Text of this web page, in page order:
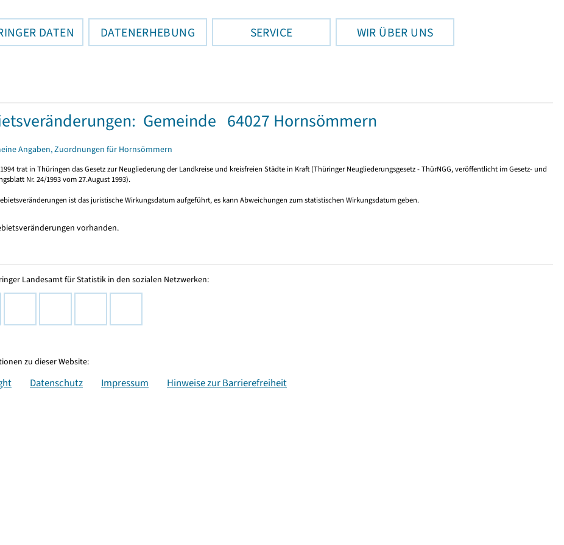
DATEN DATENERHEBUNG SERVICE WIR ÜBER UNS
Gemeinde 64027 Hornsömmern
Angaben, Zuordnungen für Hornsömmern
trat in Thüringen das Gesetz zur Neugliederung der Landkreise und kreisfreien Städte in Kraft (Thüringer Neugliederungsgesetz - ThürNGG, veröffentlicht im Gesetz- und
Nr. 24/1993 vom 27.August 1993).
ist das juristische Wirkungsdatum aufgeführt, es kann Abweichungen zum statistischen Wirkungsdatum geben.
vorhanden.
Landesamt für Statistik in den sozialen Netzwerken:
zu dieser Website:
Datenschutz Impressum Hinweise zur Barrierefreiheit